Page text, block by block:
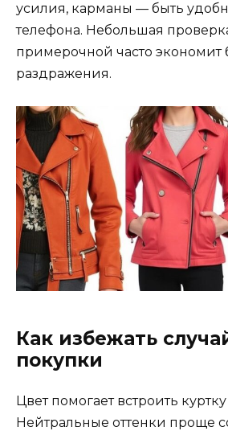
усилия, карманы — быть
телефона. Небольшая
примерочной часто экономит
раздражения.
Как избежать
покупки
Цвет помогает встроить
Нейтральные оттенки проще